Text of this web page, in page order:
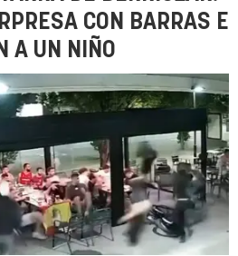
CON BARRAS E
A UN NIÑO